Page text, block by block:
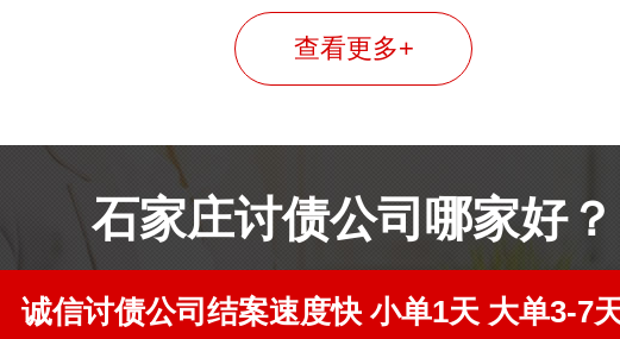
查看更多+
石家庄讨债公司哪家好？
诚信讨债公司结案速度快 小单1天 大单3-7